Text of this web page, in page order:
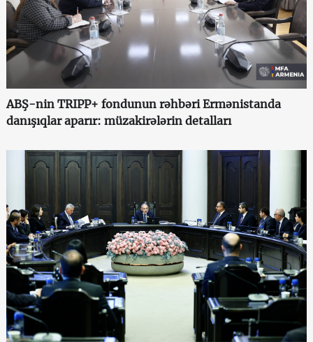
ABŞ-nin TRIPP+ fondunun rəhbəri Ermənistanda
danışıqlar aparır: müzakirələrin detalları